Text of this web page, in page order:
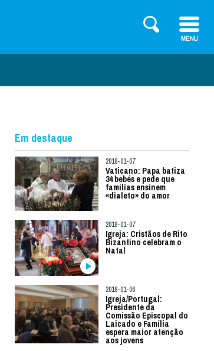
Em destaque
2018-01-07
Vaticano: Papa batiza
34 bebés e pede que
famílias ensinem
«dialeto» do amor
2018-01-07
Igreja: Cristãos de Rito
Bizantino celebram o
Natal
2018-01-06
Igreja/Portugal:
Presidente da
Comissão Episcopal do
Laicado e Família
espera maior atenção
aos jovens